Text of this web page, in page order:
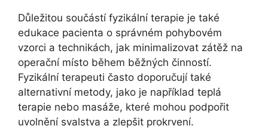
Důležitou součástí fyzikální terapie je také
edukace pacienta o správném pohybovém
vzorci a technikách, jak minimalizovat zátěž na
operační místo během běžných činností.
Fyzikální terapeuti často doporučují také
alternativní metody, jako je například teplá
terapie nebo masáže, které mohou podpořit
uvolnění svalstva a zlepšit prokrvení.